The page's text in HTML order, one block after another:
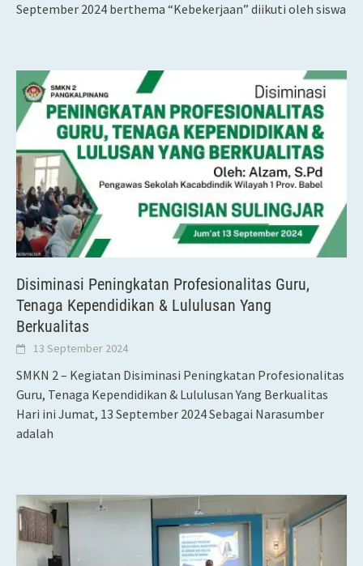
September 2024 berthema “Kebekerjaan” diikuti oleh siswa
Disiminasi Peningkatan Profesionalitas Guru,
Tenaga Kependidikan & Lululusan Yang
Berkualitas
13 September 2024
SMKN 2 – Kegiatan Disiminasi Peningkatan Profesionalitas
Guru, Tenaga Kependidikan & Lululusan Yang Berkualitas
Hari ini Jumat, 13 September 2024 Sebagai Narasumber
adalah